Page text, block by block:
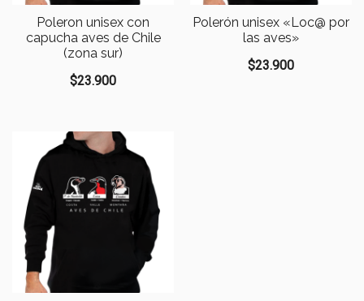
Poleron unisex con
capucha aves de Chile
(zona sur)
$23.900
Polerón unisex «Loc@ por
las aves»
$23.900